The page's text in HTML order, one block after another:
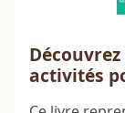
activités